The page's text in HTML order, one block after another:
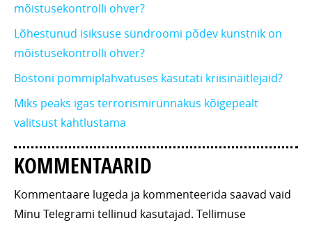
mõistusekontrolli ohver?
Lõhestunud isiksuse sündroomi põdev kunstnik on
mõistusekontrolli ohver?
Bostoni pommiplahvatuses kasutati kriisinäitlejaid?
Miks peaks igas terrorismirünnakus kõigepealt
valitsust kahtlustama
KOMMENTAARID
Kommentaare lugeda ja kommenteerida saavad vaid
Minu Telegrami tellinud kasutajad. Tellimuse